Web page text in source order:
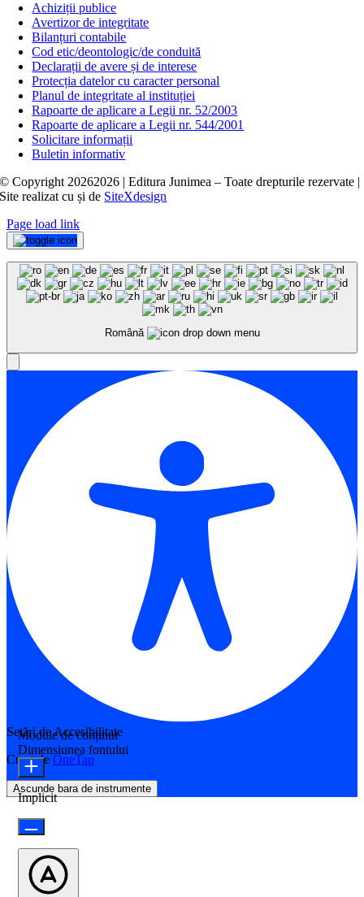
Achiziții publice
Avertizor de integritate
Bilanțuri contabile
Cod etic/deontologic/de conduită
Declarații de avere și de interese
Protecția datelor cu caracter personal
Planul de integritate al instituției
Rapoarte de aplicare a Legii nr. 52/2003
Rapoarte de aplicare a Legii nr. 544/2001
Solicitare informații
Buletin informativ
© Copyright 20262026 | Editura Junimea – Toate drepturile rezervate |
Site realizat cușide SiteXdesign
Page load link
Română
Setări de Accesibilitate
Creat de OneTap
Ascunde bara de instrumente
Module de conținut
Dimensiunea fontului
Implicit